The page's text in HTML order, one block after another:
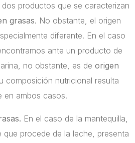
productos que se caracterizan
grasas. No obstante, el origen
diferente. En el caso
ante un producto de
no obstante, es de origen
composición nutricional resulta
en ambos casos.
En el caso de la mantequilla,
procede de la leche, presenta